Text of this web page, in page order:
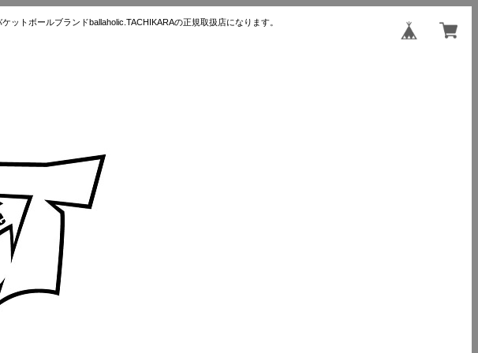
ールブランドballaholic.TACHIKARAの正規取扱店になります。